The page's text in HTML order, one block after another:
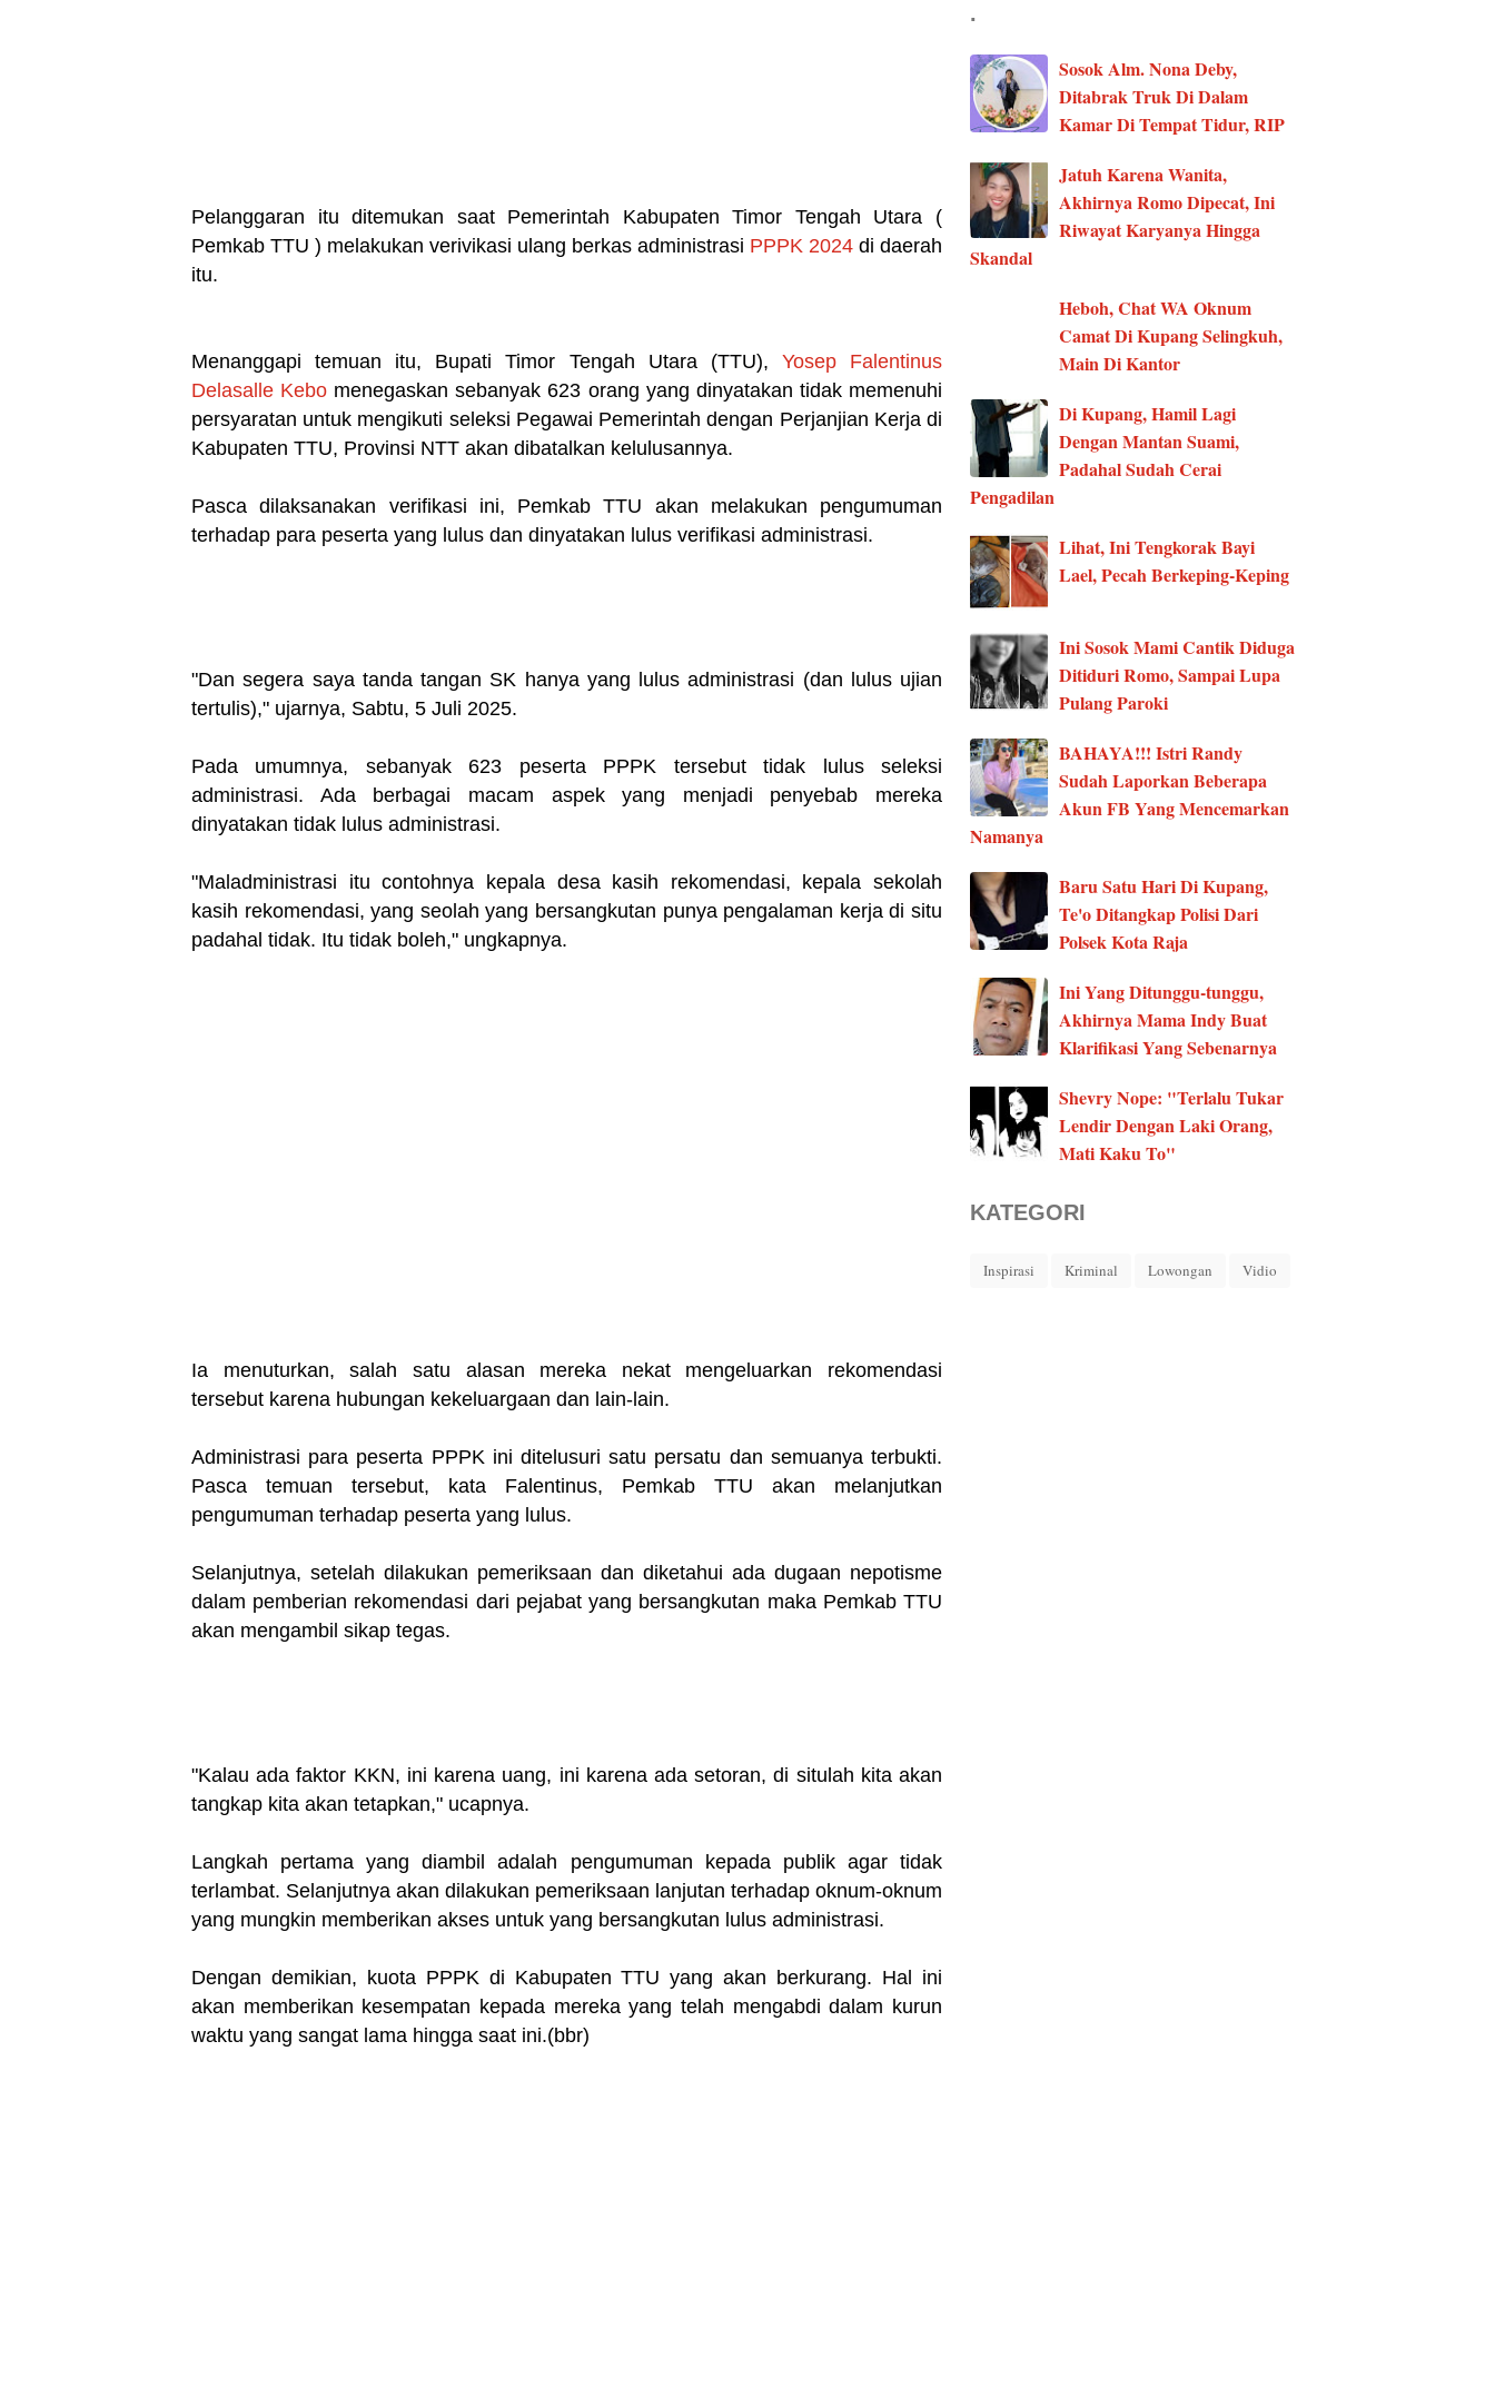
Pelanggaran itu ditemukan saat Pemerintah Kabupaten Timor Tengah Utara (
Pemkab TTU ) melakukan verivikasi ulang berkas administrasi PPPK 2024 di daerah
itu.
Menanggapi temuan itu, Bupati Timor Tengah Utara (TTU), Yosep Falentinus
Delasalle Kebo menegaskan sebanyak 623 orang yang dinyatakan tidak memenuhi
persyaratan untuk mengikuti seleksi Pegawai Pemerintah dengan Perjanjian Kerja di
Kabupaten TTU, Provinsi NTT akan dibatalkan kelulusannya.
Pasca dilaksanakan verifikasi ini, Pemkab TTU akan melakukan pengumuman
terhadap para peserta yang lulus dan dinyatakan lulus verifikasi administrasi.
"Dan segera saya tanda tangan SK hanya yang lulus administrasi (dan lulus ujian
tertulis)," ujarnya, Sabtu, 5 Juli 2025.
Pada umumnya, sebanyak 623 peserta PPPK tersebut tidak lulus seleksi
administrasi. Ada berbagai macam aspek yang menjadi penyebab mereka
dinyatakan tidak lulus administrasi.
"Maladministrasi itu contohnya kepala desa kasih rekomendasi, kepala sekolah
kasih rekomendasi, yang seolah yang bersangkutan punya pengalaman kerja di situ
padahal tidak. Itu tidak boleh," ungkapnya.
Ia menuturkan, salah satu alasan mereka nekat mengeluarkan rekomendasi
tersebut karena hubungan kekeluargaan dan lain-lain.
Administrasi para peserta PPPK ini ditelusuri satu persatu dan semuanya terbukti.
Pasca temuan tersebut, kata Falentinus, Pemkab TTU akan melanjutkan
pengumuman terhadap peserta yang lulus.
Selanjutnya, setelah dilakukan pemeriksaan dan diketahui ada dugaan nepotisme
dalam pemberian rekomendasi dari pejabat yang bersangkutan maka Pemkab TTU
akan mengambil sikap tegas.
"Kalau ada faktor KKN, ini karena uang, ini karena ada setoran, di situlah kita akan
tangkap kita akan tetapkan," ucapnya.
Langkah pertama yang diambil adalah pengumuman kepada publik agar tidak
terlambat. Selanjutnya akan dilakukan pemeriksaan lanjutan terhadap oknum-oknum
yang mungkin memberikan akses untuk yang bersangkutan lulus administrasi.
Dengan demikian, kuota PPPK di Kabupaten TTU yang akan berkurang. Hal ini
akan memberikan kesempatan kepada mereka yang telah mengabdi dalam kurun
waktu yang sangat lama hingga saat ini.(bbr)
.
Sosok Alm. Nona Deby,
Ditabrak Truk Di Dalam
Kamar Di Tempat Tidur, RIP
Jatuh Karena Wanita,
Akhirnya Romo Dipecat, Ini
Riwayat Karyanya Hingga
Skandal
Heboh, Chat WA Oknum
Camat Di Kupang Selingkuh,
Main Di Kantor
Di Kupang, Hamil Lagi
Dengan Mantan Suami,
Padahal Sudah Cerai
Pengadilan
Lihat, Ini Tengkorak Bayi
Lael, Pecah Berkeping-Keping
Ini Sosok Mami Cantik Diduga
Ditiduri Romo, Sampai Lupa
Pulang Paroki
BAHAYA!!! Istri Randy
Sudah Laporkan Beberapa
Akun FB Yang Mencemarkan
Namanya
Baru Satu Hari Di Kupang,
Te'o Ditangkap Polisi Dari
Polsek Kota Raja
Ini Yang Ditunggu-tunggu,
Akhirnya Mama Indy Buat
Klarifikasi Yang Sebenarnya
Shevry Nope: "Terlalu Tukar
Lendir Dengan Laki Orang,
Mati Kaku To"
KATEGORI
Inspirasi Kriminal Lowongan Vidio